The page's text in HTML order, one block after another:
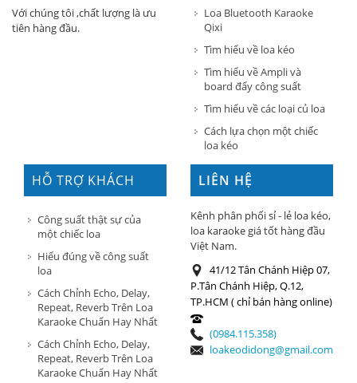
Với chúng tôi ,chất lượng là ưu
tiên hàng đầu.
Loa Bluetooth Karaoke
Qixi
Tìm hiểu về loa kéo
Tìm hiểu về Ampli và
board đẩy công suất
Tìm hiểu về các loại củ loa
Cách lựa chọn một chiếc
loa kéo
HỖ TRỢ KHÁCH
HÀNG
Công suất thật sự của
một chiếc loa
Hiểu đúng về công suất
loa
Cách Chỉnh Echo, Delay,
Repeat, Reverb Trên Loa
Karaoke Chuẩn Hay Nhất
Cách Chỉnh Echo, Delay,
Repeat, Reverb Trên Loa
Karaoke Chuẩn Hay Nhất
LIÊN HỆ
Kênh phân phối sỉ - lẻ loa kéo,
loa karaoke giá tốt hàng đầu
Việt Nam.
41/12 Tân Chánh Hiệp 07,
P.Tân Chánh Hiệp, Q.12,
TP.HCM ( chỉ bán hàng online)
(0984.115.358)
loakeodidong@gmail.com